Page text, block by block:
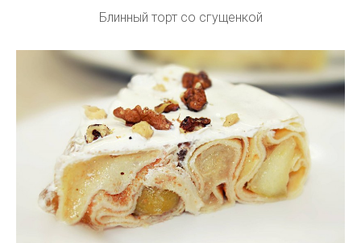
Блинный торт со сгущенкой